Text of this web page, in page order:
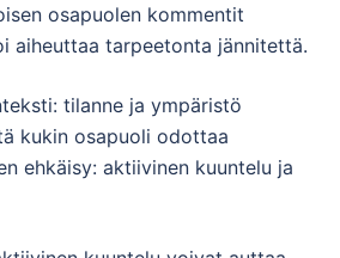
osapuolen kommentit
aiheuttaa tarpeetonta jännitettä.
tilanne ja ympäristö
kukin osapuoli odottaa
ehkäisy: aktiivinen kuuntelu ja